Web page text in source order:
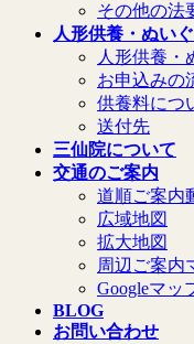
その他の法
人形供養・ぬい
人形供養・
お申込みの
供養料につ
送付先
三仙院について
交通のご案内
道順ご案内
広域地図
拡大地図
周辺ご案内
Googleマッ
BLOG
お問い合わせ